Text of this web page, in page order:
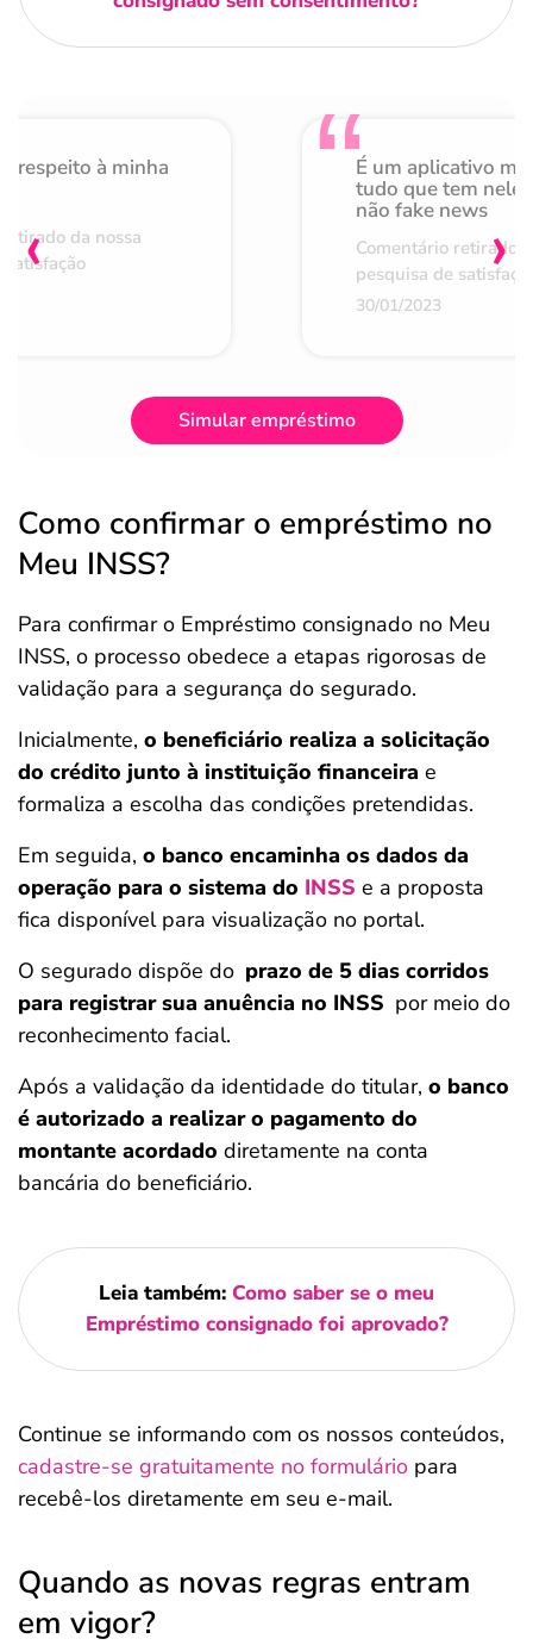
respeito à minha
da nossa
É um aplicativo
tudo que tem nele
não fake news
Comentário retirado
pesquisa de
30/01/2023
‹ ›
Simular empréstimo
Como confirmar o empréstimo no
Meu INSS?
Para confirmar o Empréstimo consignado no Meu
INSS, o processo obedece a etapas rigorosas de
validação para a segurança do segurado.
Inicialmente, o beneficiário realiza a solicitação
do crédito junto à instituição financeira e
formaliza a escolha das condições pretendidas.
Em seguida, o banco encaminha os dados da
operação para o sistema do INSS e a proposta
fica disponível para visualização no portal.
O segurado dispõe do prazo de 5 dias corridos
para registrar sua anuência no INSS por meio do
reconhecimento facial.
Após a validação da identidade do titular, o banco
é autorizado a realizar o pagamento do
montante acordado diretamente na conta
bancária do beneficiário.
Leia também: Como saber se o meu
Empréstimo consignado foi aprovado?
Continue se informando com os nossos conteúdos,
cadastre-se gratuitamente no formulário para
recebê-los diretamente em seu e-mail.
Quando as novas regras entram
em vigor?